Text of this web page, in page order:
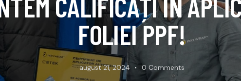
FOLIEI PPF!
august 21, 2024 0 Comments